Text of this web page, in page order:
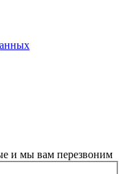
и мы вам перезвоним